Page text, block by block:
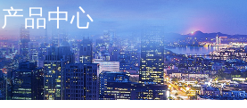
产品中心